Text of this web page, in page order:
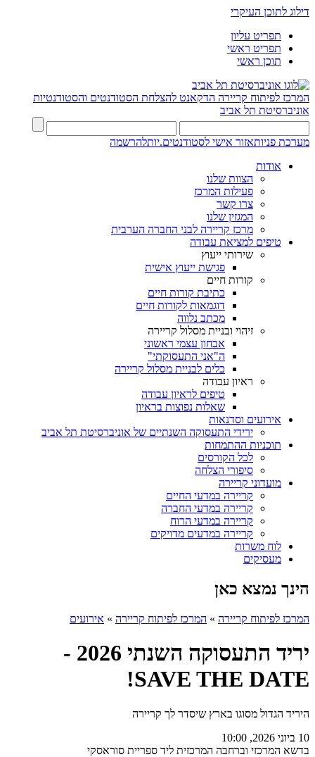
דילוג לתוכן העיקרי
תפריט עליון
תפריט ראשי
תוכן ראשי
המרכז לפיתוח קריירה הדקאנט להצלחת הסטודנטים והסטודנטיות
אוניברסיטת תל אביב
מערכת פניותאזור אישי לסטודנטים.יותלהרשמה
אודות
הצוות שלנו
פעילות המרכז
צרו קשר
המגזין שלנו
מרכז קריירה לבני החברה הערבית
טיפים למציאת עבודה
שירותי ייעוץ
פגישת ייעוץ אישית
קורות חיים
כתיבת קורות חיים
דוגמאות לקורות חיים
מכתב נלווה
זיהוי ובניית מסלול קריירה
אבחון עצמי ראשוני
ה"אני התעסוקתי"
כלים לבניית מסלול קריירה
ראיון עבודה
טיפים לראיון עבודה
שאלות נפוצות בראיון
אירועים וסדנאות
ירידי התעסוקה השנתיים של אוניברסיטת תל אביב
תוכניות ההתמחות
לכל הקורסים
סיפורי הצלחה
מועדוני קריירה
קריירה במדעי החיים
קריירה במדעי החברה
קריירה במדעי הרוח
קריירה במדעים מדויקים
לוח משרות
מעסיקים
הינך נמצא כאן
המרכז לפיתוח קריירה » המרכז לפיתוח קריירה » אירועים
יריד התעסוקה השנתי 2026 -
SAVE THE DATE!
היריד הגדול מסוגו בארץ שיסדר לך קריירה
10 ביוני 2026, 10:00
בדשא המרכזי וברחבה המרכזית ליד ספריית סוראסקי